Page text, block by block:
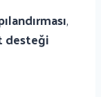
,
desteği